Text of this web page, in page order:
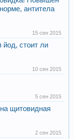
антитела
15 сен 2015
йод, стоит ли
10 сен 2015
5 сен 2015
щитовидная
2 сен 2015